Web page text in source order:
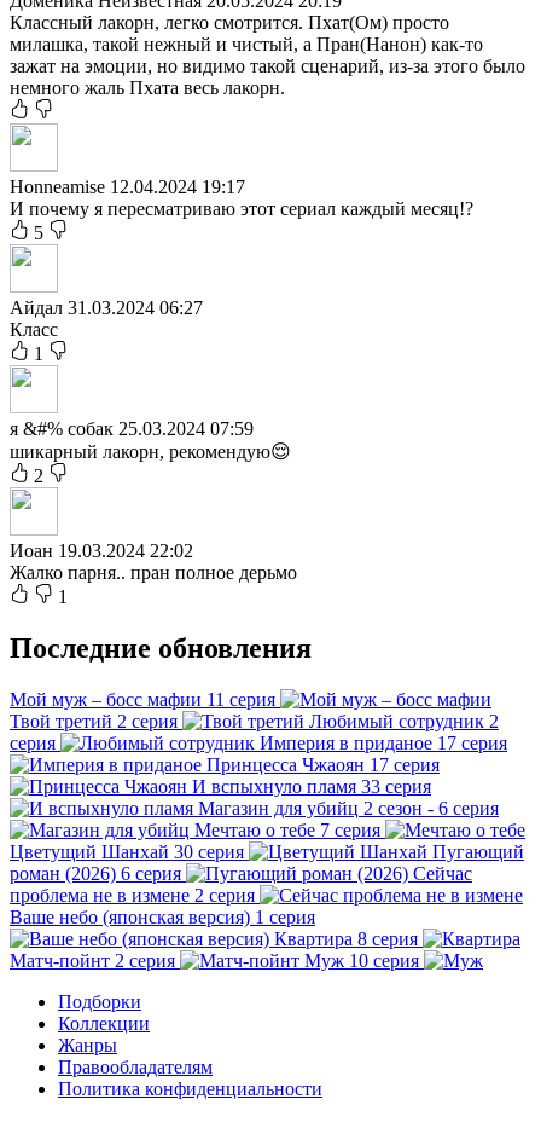
Классный лакорн, легко смотрится. Пхат(Ом) просто
милашка, такой нежный и чистый, а Пран(Нанон) как-то
зажат на эмоции, но видимо такой сценарий, из-за этого было
немного жаль Пхата весь лакорн.
Honneamise 12.04.2024 19:17
И почему я пересматриваю этот сериал каждый месяц!?
5
Айдал 31.03.2024 06:27
Класс
1
я &#% собак 25.03.2024 07:59
шикарный лакорн, рекомендую😌
2
Иоан 19.03.2024 22:02
Жалко парня.. пран полное дерьмо
1
Последние обновления
Мой муж – босс мафии 11 серия
Твой третий 2 серия Любимый сотрудник 2
серия
Империя в приданое 17 серия
Принцесса Чжаоян 17 серия
И вспыхнуло пламя 33 серия
Магазин для убийц 2 сезон - 6 серия
Мечтаю о тебе 7 серия
Цветущий Шанхай 30 серия
Пугающий
роман (2026) 6 серия
Сейчас
проблема не в измене 2 серия
Ваше небо (японская версия) 1 серия
Квартира 8 серия
Матч-пойнт 2 серия Муж 10 серия
Подборки
Коллекции
Жанры
Правообладателям
Политика конфиденциальности